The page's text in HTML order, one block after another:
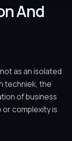
And
as an isolated
techniek, the
of business
complexity is